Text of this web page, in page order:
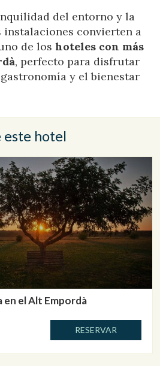
del entorno y la
instalaciones convierten a
de los hoteles con más
, perfecto para disfrutar
y el bienestar
este hotel
en el Alt Empordà
RESERVAR